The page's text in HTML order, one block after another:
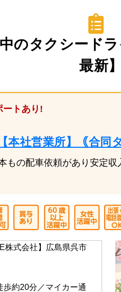
のタクシード
最新】
ートあり!
本社営業所】｟合同
もの配車依頼があり安定
株式会社】広島県呉市
約20分／マイカー通